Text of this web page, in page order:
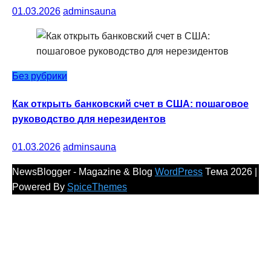
01.03.2026 adminsauna
Без рубрики
Как открыть банковский счет в США: пошаговое
руководство для нерезидентов
01.03.2026 adminsauna
NewsBlogger - Magazine & Blog WordPress Тема 2026 |
Powered By SpiceThemes